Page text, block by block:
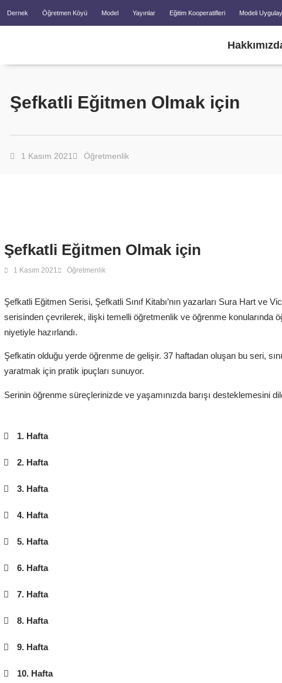
Dernek Öğretmen Köyü Model Yayınlar Eğitim Kooperatifleri Modeli
Şefkatli Eğitmen Olmak için
1 Kasım 2021 Öğretmenlik
Şefkatli Eğitmen Olmak için
1 Kasım 2021 Öğretmenlik
Şefkatli Eğitmen Serisi, Şefkatli Sınıf Kitabı’nın yazarları Sura Hart ve
serisinden çevrilerek, ilişki temelli öğretmenlik ve öğrenme konularında
niyetiyle hazırlandı.
Şefkatin olduğu yerde öğrenme de gelişir. 37 haftadan oluşan bu seri,
yaratmak için pratik ipuçları sunuyor.
Serinin öğrenme süreçlerinizde ve yaşamınızda barışı desteklemesini
1. Hafta
2. Hafta
3. Hafta
4. Hafta
5. Hafta
6. Hafta
7. Hafta
8. Hafta
9. Hafta
10. Hafta